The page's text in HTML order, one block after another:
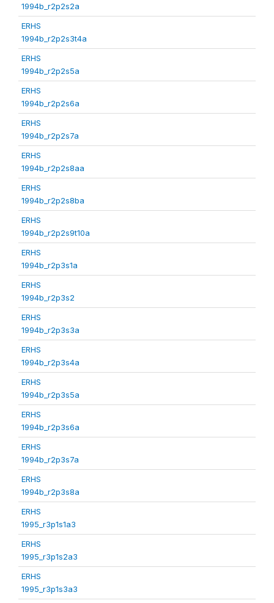
1994b_r2p2s2a
ERHS
1994b_r2p2s3t4a
ERHS
1994b_r2p2s5a
ERHS
1994b_r2p2s6a
ERHS
1994b_r2p2s7a
ERHS
1994b_r2p2s8aa
ERHS
1994b_r2p2s8ba
ERHS
1994b_r2p2s9t10a
ERHS
1994b_r2p3s1a
ERHS
1994b_r2p3s2
ERHS
1994b_r2p3s3a
ERHS
1994b_r2p3s4a
ERHS
1994b_r2p3s5a
ERHS
1994b_r2p3s6a
ERHS
1994b_r2p3s7a
ERHS
1994b_r2p3s8a
ERHS
1995_r3p1s1a3
ERHS
1995_r3p1s2a3
ERHS
1995_r3p1s3a3